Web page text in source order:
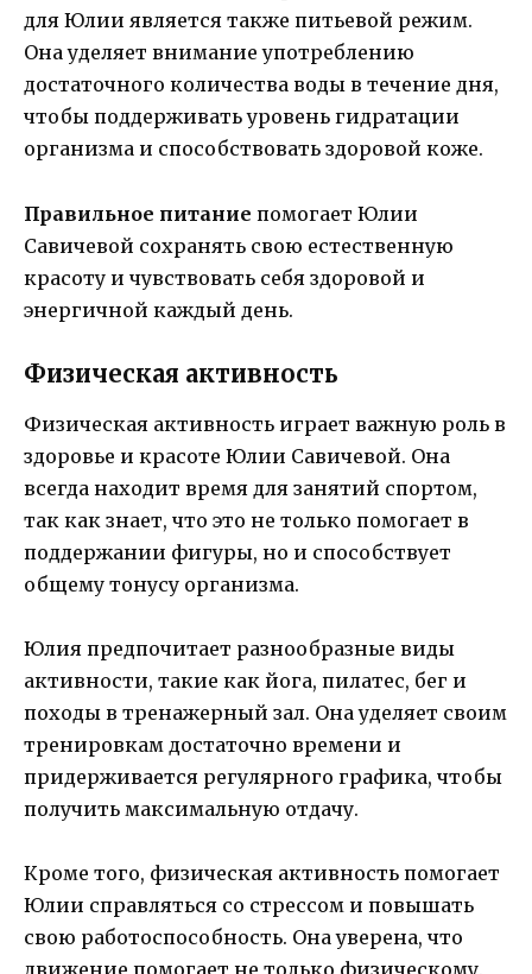
для Юлии является также питьевой режим.
Она уделяет внимание употреблению
достаточного количества воды в течение дня,
чтобы поддерживать уровень гидратации
организма и способствовать здоровой коже.
Правильное питание помогает Юлии
Савичевой сохранять свою естественную
красоту и чувствовать себя здоровой и
энергичной каждый день.
Физическая активность
Физическая активность играет важную роль в
здоровье и красоте Юлии Савичевой. Она
всегда находит время для занятий спортом,
так как знает, что это не только помогает в
поддержании фигуры, но и способствует
общему тонусу организма.
Юлия предпочитает разнообразные виды
активности, такие как йога, пилатес, бег и
походы в тренажерный зал. Она уделяет своим
тренировкам достаточно времени и
придерживается регулярного графика, чтобы
получить максимальную отдачу.
Кроме того, физическая активность помогает
Юлии справляться со стрессом и повышать
свою работоспособность. Она уверена, что